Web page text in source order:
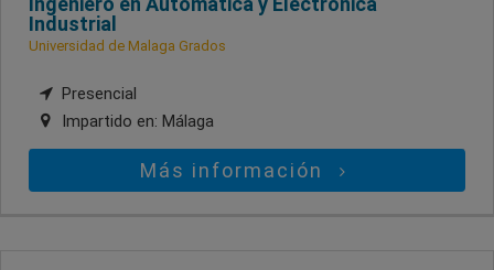
Industrial
Universidad de Malaga Grados
Presencial
Impartido en: Málaga
Más información